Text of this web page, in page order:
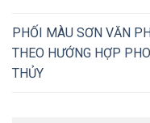
PHỐI MÀU SƠN VĂN
THEO HƯỚNG HỢP
THỦY